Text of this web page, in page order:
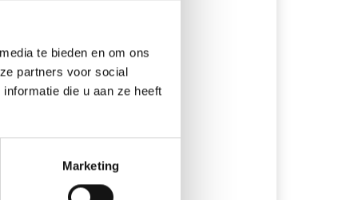
te bieden en om ons
partners voor social
die u aan ze heeft
Marketing